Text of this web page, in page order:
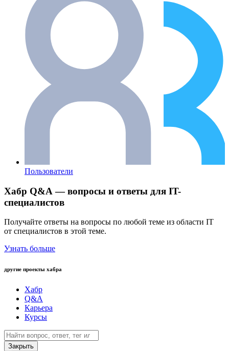
Пользователи
Хабр Q&A — вопросы и ответы для IT-
специалистов
Получайте ответы на вопросы по любой теме из области IT
от специалистов в этой теме.
Узнать больше
другие проекты хабра
Хабр
Q&A
Карьера
Курсы
Закрыть